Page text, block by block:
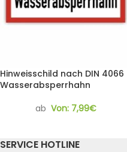
Hinweisschild nach DIN 4066
Wasserabsperrhahn
ab Von: 7,99€
SERVICE HOTLINE